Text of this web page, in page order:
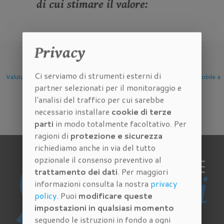
di cui stimare il valore:
Immobile
Valutazione Immobile a
Firenze
Valutazione Immobile a
Scandicci
Privacy
Ci serviamo di strumenti esterni di
partner selezionati per il monitoraggio e
l'analisi del traffico per cui sarebbe
necessario installare cookie di terze
parti in modo totalmente facoltativo. Per
ragioni di protezione e sicurezza
richiediamo anche in via del tutto
opzionale il consenso preventivo al
trattamento dei dati. Per maggiori
informazioni consulta la nostra privacy
policy. Puoi modificare queste
impostazioni in qualsiasi momento
seguendo le istruzioni in fondo a ogni